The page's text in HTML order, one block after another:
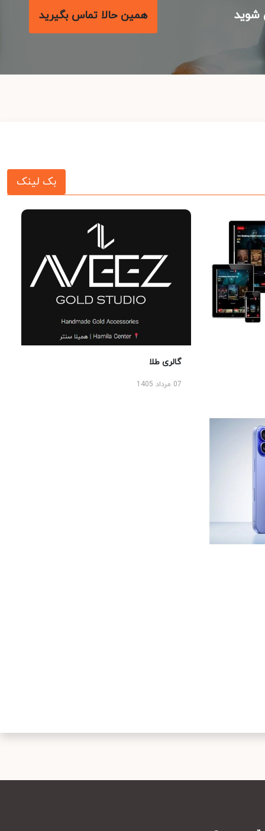
همین حالا تماس بگیرید
بک لینک
گالری طلا
07 مرداد 1405